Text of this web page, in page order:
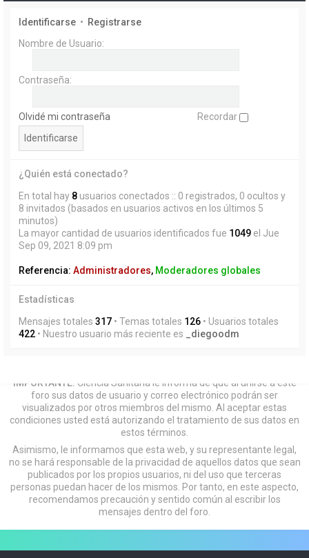
Identificarse • Registrarse
Nombre de Usuario:
Contraseña:
Olvidé mi contraseña Recordar
¿Quién está conectado?
En total hay 8 usuarios conectados :: 0 registrados, 0 ocultos y
8 invitados (basados en usuarios activos en los últimos 5
minutos)
La mayor cantidad de usuarios identificados fue 1049 el Jue
Sep 09, 2021 8:09 pm
Referencia: Administradores, Moderadores globales
Estadísticas
Mensajes totales 317 • Temas totales 126 • Usuarios totales
422 • Nuestro usuario más reciente es _diegoodm
IMPORTANTE: Ciencia Sanitaria le informa de que al unirse a este
foro sus datos de usuario y correo electrónico podrán ser
visualizados por otros miembros del mismo. Al aceptar estas
condiciones usted está autorizando el tratamiento de sus datos en
estos términos.
Asimismo, le informamos que esta web, y su representante legal,
no se hará responsable de la privacidad de aquellos datos que sean
publicados por los propios usuarios, ni del uso que terceras
personas puedan hacer de los mismos. Por tanto, en este aspecto,
recomendamos precaución y sentido común al escribir los
mensajes dentro del foro.